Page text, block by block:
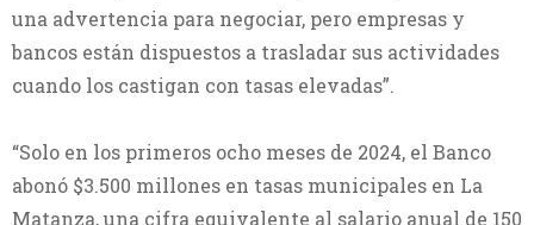
una advertencia para negociar, pero empresas y
bancos están dispuestos a trasladar sus actividades
cuando los castigan con tasas elevadas”.
“Solo en los primeros ocho meses de 2024, el Banco
abonó $3.500 millones en tasas municipales en La
Matanza, una cifra equivalente al salario anual de 150